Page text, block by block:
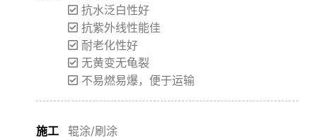
抗水泛白性好
抗紫外线性能佳
耐老化性好
无黄变无龟裂
不易燃易爆，便于运输
施工
辊涂/刷涂